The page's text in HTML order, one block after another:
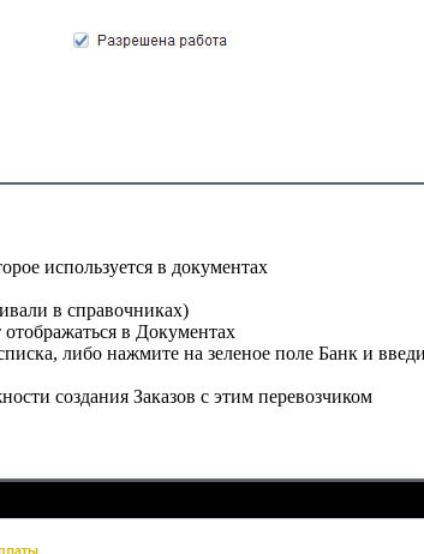
используется в документах
в справочниках)
в Документах
либо нажмите на зеленое поле Банк и
создания Заказов с этим перевозчиком